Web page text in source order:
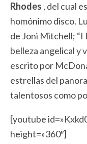
Rhodes , del cual
homónimo disco.
de Joni Mitchell; “I
belleza angelical y
escrito por
estrellas del
talentosos como
[youtube
height=»360″]